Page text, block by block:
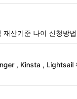
재산기준 나이 신청방
, Kinsta , Lightsail